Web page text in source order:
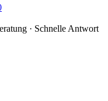
· Schnelle Antwort